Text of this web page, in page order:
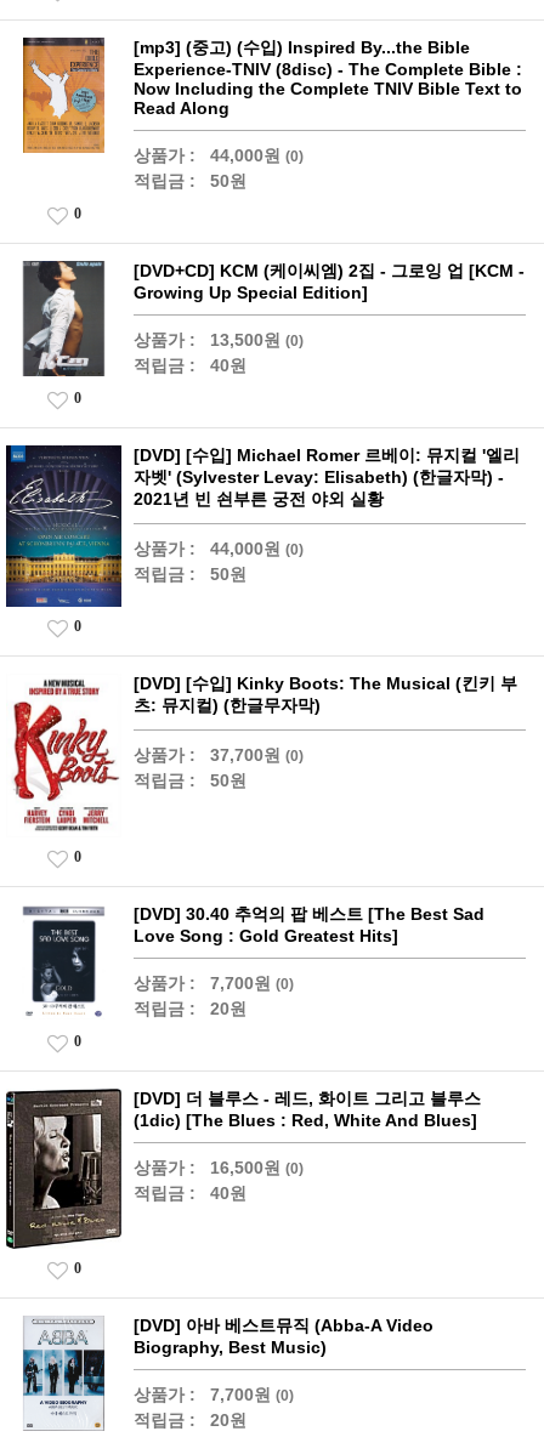
[mp3] (중고) (수입) Inspired By...the Bible
Experience-TNIV (8disc) - The Complete Bible :
Now Including the Complete TNIV Bible Text to
Read Along
상품가 : 44,000원 (0)
적립금 : 50원
0
[DVD+CD] KCM (케이씨엠) 2집 - 그로잉 업 [KCM -
Growing Up Special Edition]
상품가 : 13,500원 (0)
적립금 : 40원
0
[DVD] [수입] Michael Romer 르베이: 뮤지컬 '엘리
자벳' (Sylvester Levay: Elisabeth) (한글자막) -
2021년 빈 쇤부른 궁전 야외 실황
상품가 : 44,000원 (0)
적립금 : 50원
0
[DVD] [수입] Kinky Boots: The Musical (킨키 부
츠: 뮤지컬) (한글무자막)
상품가 : 37,700원 (0)
적립금 : 50원
0
[DVD] 30.40 추억의 팝 베스트 [The Best Sad
Love Song : Gold Greatest Hits]
상품가 : 7,700원 (0)
적립금 : 20원
0
[DVD] 더 블루스 - 레드, 화이트 그리고 블루스
(1dic) [The Blues : Red, White And Blues]
상품가 : 16,500원 (0)
적립금 : 40원
0
[DVD] 아바 베스트뮤직 (Abba-A Video
Biography, Best Music)
상품가 : 7,700원 (0)
적립금 : 20원